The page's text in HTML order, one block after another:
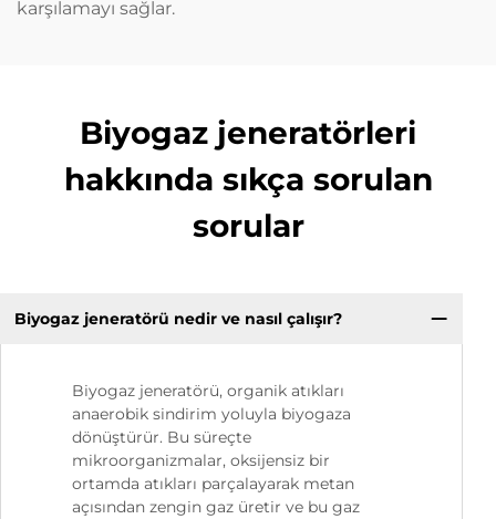
karşılamayı sağlar.
Biyogaz jeneratörleri
hakkında sıkça sorulan
sorular
Biyogaz jeneratörü nedir ve nasıl çalışır?
Biyogaz jeneratörü, organik atıkları
anaerobik sindirim yoluyla biyogaza
dönüştürür. Bu süreçte
mikroorganizmalar, oksijensiz bir
ortamda atıkları parçalayarak metan
açısından zengin gaz üretir ve bu gaz